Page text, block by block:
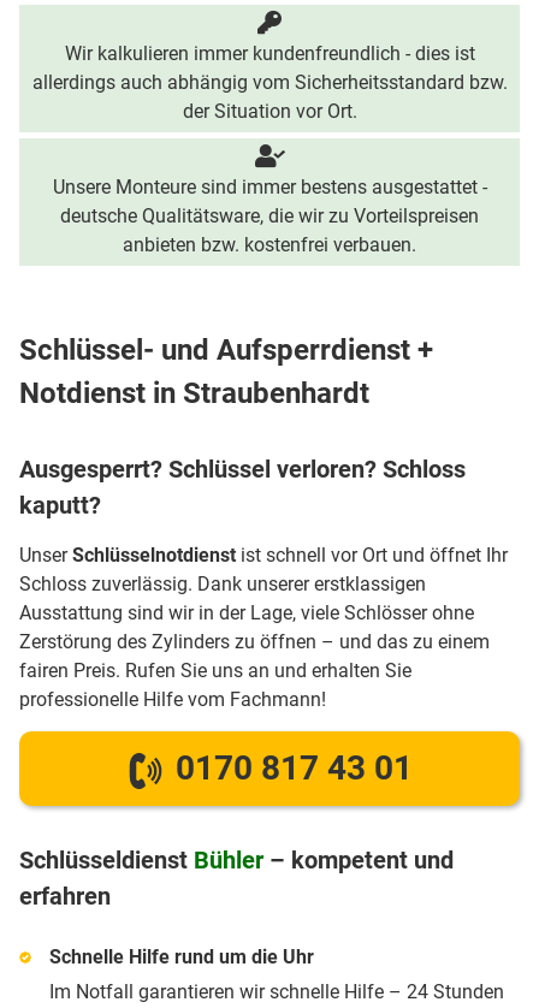
Wir kalkulieren immer kundenfreundlich - dies ist
allerdings auch abhängig vom Sicherheitsstandard bzw.
der Situation vor Ort.
Unsere Monteure sind immer bestens ausgestattet -
deutsche Qualitätsware, die wir zu Vorteilspreisen
anbieten bzw. kostenfrei verbauen.
Schlüssel- und Aufsperrdienst +
Notdienst in Straubenhardt
Ausgesperrt? Schlüssel verloren? Schloss
kaputt?
UnserSchlüsselnotdienst ist schnell vor Ort und öffnet Ihr
Schloss zuverlässig. Dank unserer erstklassigen
Ausstattung sind wir in der Lage, viele Schlösser ohne
Zerstörung des Zylinders zu öffnen – und das zu einem
fairen Preis. Rufen Sie uns an und erhalten Sie
professionelle Hilfe vom Fachmann!
0170 817 43 01
Schlüsseldienst Bühler – kompetent und
erfahren
Schnelle Hilfe rund um die Uhr
Im Notfall garantieren wir schnelle Hilfe – 24 Stunden